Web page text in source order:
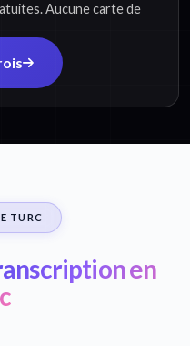
Aucune carte de
TURC
en